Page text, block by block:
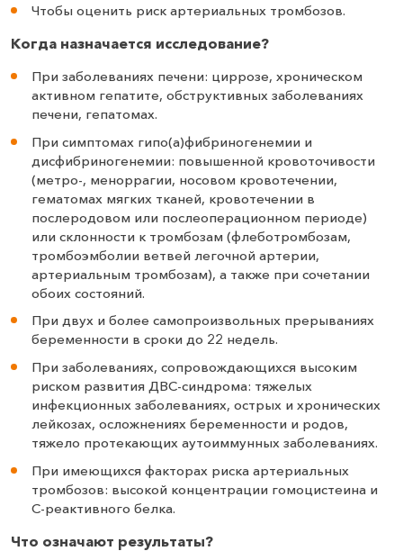
Чтобы оценить риск артериальных тромбозов.
Когда назначается исследование?
При заболеваниях печени: циррозе, хроническом
активном гепатите, обструктивных заболеваниях
печени, гепатомах.
При симптомах гипо(а)фибриногенемии и
дисфибриногенемии: повышенной кровоточивости
(метро-, меноррагии, носовом кровотечении,
гематомах мягких тканей, кровотечении в
послеродовом или послеоперационном периоде)
или склонности к тромбозам (флеботромбозам,
тромбоэмболии ветвей легочной артерии,
артериальным тромбозам), а также при сочетании
обоих состояний.
При двух и более самопроизвольных прерываниях
беременности в сроки до 22 недель.
При заболеваниях, сопровождающихся высоким
риском развития ДВС-синдрома: тяжелых
инфекционных заболеваниях, острых и хронических
лейкозах, осложнениях беременности и родов,
тяжело протекающих аутоиммунных заболеваниях.
При имеющихся факторах риска артериальных
тромбозов: высокой концентрации гомоцистеина и
С-реактивного белка.
Что означают результаты?